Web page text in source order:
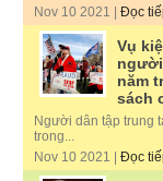
Nov 10 2021 | Đọc
Vụ
năm
sách
Người dân tập trung
trong...
Nov 10 2021 | Đọc